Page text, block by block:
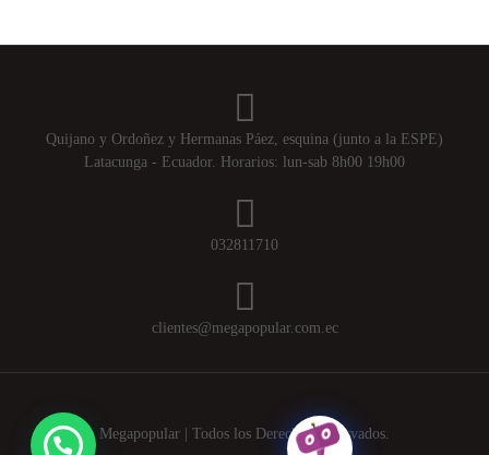
Quijano y Ordoñez y Hermanas Páez, esquina (junto a la ESPE)
Latacunga - Ecuador. Horarios: lun-sab 8h00 19h00
032811710
clientes@megapopular.com.ec
Megapopular | Todos los Derechos Reservados.